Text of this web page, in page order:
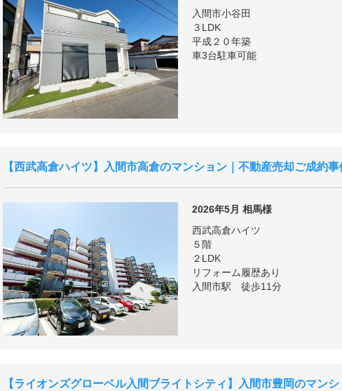
入間市小谷田
３LDK
平成２０年築
車3台駐車可能
西武高倉ハイツ 入間市高倉のマンション｜不動産売却ご成約事
2026年5月 相馬様
西武高倉ハイツ
５階
２LDK
リフォーム履歴あり
入間市駅 徒歩11分
ライオンズグローベル入間ブライトシティ 入間市豊岡のマン